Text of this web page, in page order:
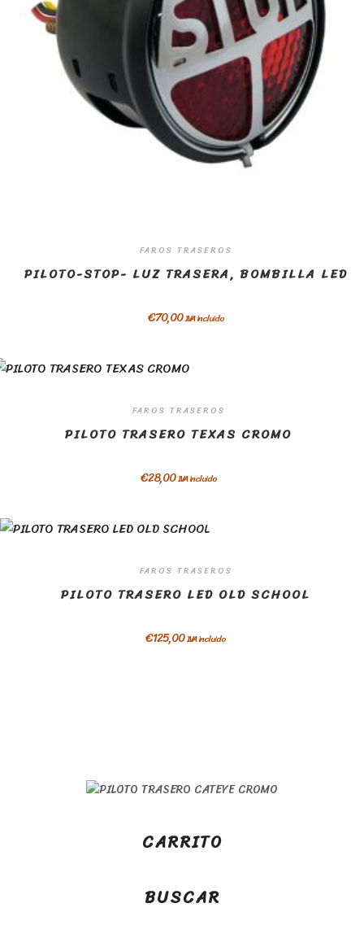
FAROS TRASEROS
PILOTO-STOP- LUZ TRASERA, BOMBILLA LED
€70,00IVA incluido
FAROS TRASEROS
PILOTO TRASERO TEXAS CROMO
€28,00IVA incluido
FAROS TRASEROS
PILOTO TRASERO LED OLD SCHOOL
€125,00IVA incluido
CARRITO
BUSCAR